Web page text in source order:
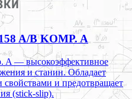
A/B KOMP. A
A — высокоэффективное
и станин. Обладает
и предотвращает
(stick-slip).